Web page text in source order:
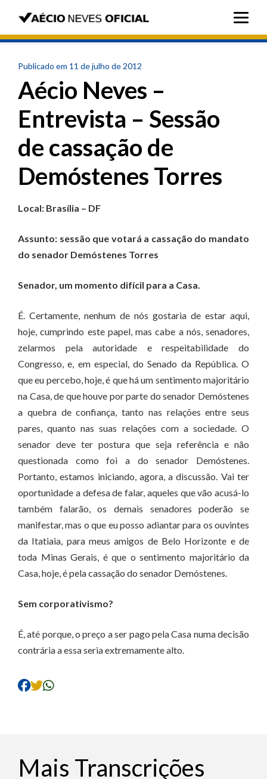
Publicado em 11 de julho de 2012
Aécio Neves –
Entrevista – Sessão
de cassação de
Demóstenes Torres
Local: Brasília – DF
Assunto: sessão que votará a cassação do mandato
do senador Demóstenes Torres
Senador, um momento difícil para a Casa.
É. Certamente, nenhum de nós gostaria de estar aqui,
hoje, cumprindo este papel, mas cabe a nós, senadores,
zelarmos pela autoridade e respeitabilidade do
Congresso, e, em especial, do Senado da República. O
que eu percebo, hoje, é que há um sentimento majoritário
na Casa, de que houve por parte do senador Demóstenes
a quebra de confiança, tanto nas relações entre seus
pares, quanto nas suas relações com a sociedade. O
senador deve ter postura que seja referência e não
questionada como foi a do senador Demóstenes.
Portanto, estamos iniciando, agora, a discussão. Vai ter
oportunidade a defesa de falar, aqueles que vão acusá-lo
também falarão, os demais senadores poderão se
manifestar, mas o que eu posso adiantar para os ouvintes
da Itatiaia, para meus amigos de Belo Horizonte e de
toda Minas Gerais, é que o sentimento majoritário da
Casa, hoje, é pela cassação do senador Demóstenes.
Sem corporativismo?
É, até porque, o preço a ser pago pela Casa numa decisão
contrária a essa seria extremamente alto.
Mais Transcrições